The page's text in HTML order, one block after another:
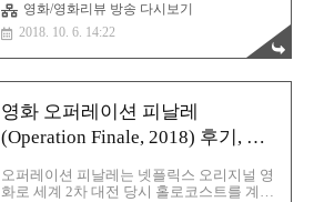
대, 창궐, 앤트맨과 와스프 이다. 소개된 영화
중에 10월 개봉영화는 배반의 장미(10. 18),
배드 사마리안(10. 18), 창궐(10. 25)이다. 영
화 : 배반의 장미(10. 18), 배드 사마리안(10.
18), 창궐(10. 25) 11월 개봉영화 : 동네사람
들 12월 개봉영화 : 범블비 영화가 좋다(18년
10월 6일) 내용 정리 2018년 8월 개봉 영화
총정리 : https://barista7.tistory.com/613 2018
년 9월 개봉 영화 총정리 : https:/..
영화/영화리뷰 방송 다시보기
2018. 10. 6. 14:22
영화 오퍼레이션 피날레
(Operation Finale, 2018) 후기, 결
오퍼레이션 피날레는 넷플릭스 오리지널 영
화로 세계 2차 대전 당시 홀로코스트를 계획